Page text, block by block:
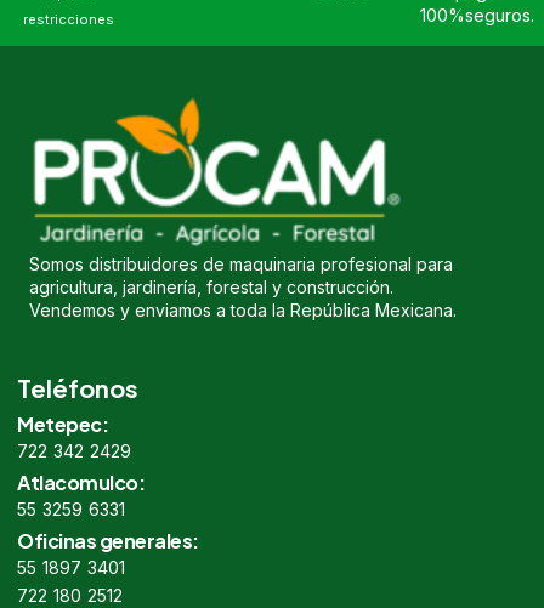
restricciones
100%seguros.
Somos distribuidores de maquinaria profesional para
agricultura, jardinería, forestal y construcción.
Vendemos y enviamos a toda la República Mexicana.
Teléfonos
Metepec:
722 342 2429
Atlacomulco:
55 3259 6331
Oficinas generales:
55 1897 3401
722 180 2512